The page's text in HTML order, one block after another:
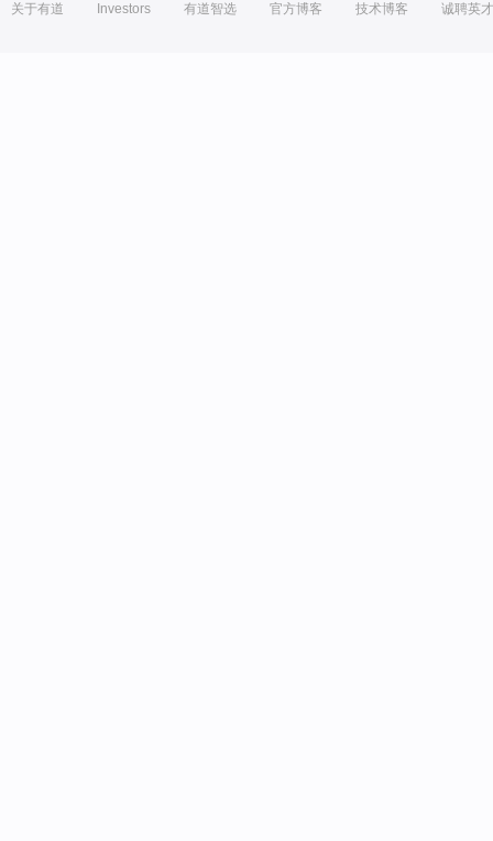
关于有道 Investors 有道智选 官方博客 技术博客 诚聘英才